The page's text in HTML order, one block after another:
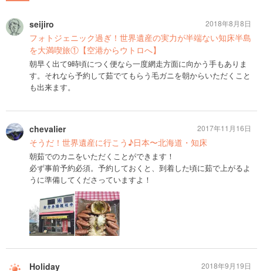
seijiro
フォトジェニック過ぎ！世界遺産の実力が半端ない知床半島
を大満喫旅①【空港からウトロへ】
朝早く出て9時頃につく便なら一度網走方面に向かう手もありま
す。それなら予約して茹でてもらう毛ガニを朝からいただくこと
も出来ます。
2018年8月8日
chevalier
そうだ！世界遺産に行こう♪日本〜北海道・知床
朝茹でのカニをいただくことができます！
必ず事前予約必須。予約しておくと、到着した頃に茹で上がるよ
うに準備してくださっていますよ！
2017年11月16日
Holiday 2018年9月19日